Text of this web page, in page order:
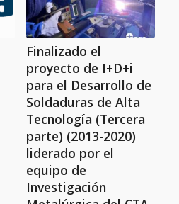
Finalizado el
proyecto de I+D+i
para el Desarrollo de
Soldaduras de Alta
Tecnología (Tercera
parte) (2013-2020)
liderado por el
equipo de
Investigación